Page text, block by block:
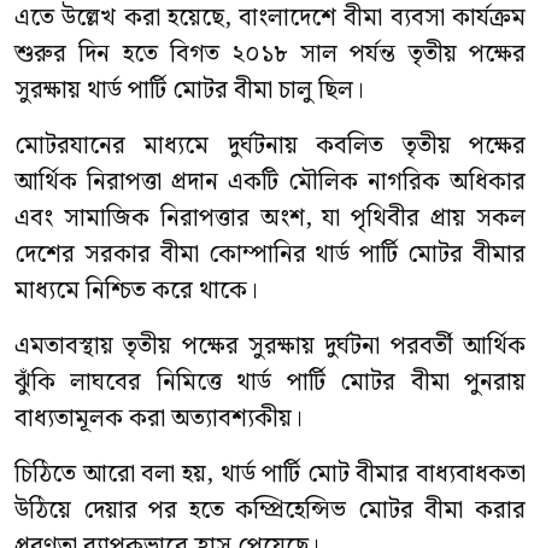
এতে উল্লেখ করা হয়েছে, বাংলাদেশে বীমা ব্যবসা কার্যক্রম
শুরুর দিন হতে বিগত ২০১৮ সাল পর্যন্ত তৃতীয় পক্ষের
সুরক্ষায় থার্ড পার্টি মোটর বীমা চালু ছিল।
মোটরযানের মাধ্যমে দুর্ঘটনায় কবলিত তৃতীয় পক্ষের
আর্থিক নিরাপত্তা প্রদান একটি মৌলিক নাগরিক অধিকার
এবং সামাজিক নিরাপত্তার অংশ, যা পৃথিবীর প্রায় সকল
দেশের সরকার বীমা কোম্পানির থার্ড পার্টি মোটর বীমার
মাধ্যমে নিশ্চিত করে থাকে।
এমতাবস্থায় তৃতীয় পক্ষের সুরক্ষায় দুর্ঘটনা পরবর্তী আর্থিক
ঝুঁকি লাঘবের নিমিত্তে থার্ড পার্টি মোটর বীমা পুনরায়
বাধ্যতামূলক করা অত্যাবশ্যকীয়।
চিঠিতে আরো বলা হয়, থার্ড পার্টি মোট বীমার বাধ্যবাধকতা
উঠিয়ে দেয়ার পর হতে কম্প্রিহেন্সিভ মোটর বীমা করার